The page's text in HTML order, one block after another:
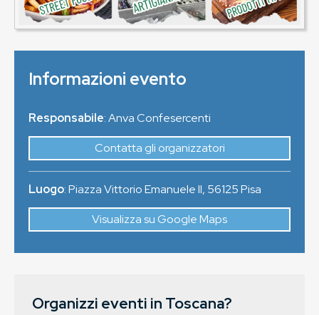
Informazioni evento
Responsabile: Anva Confesercenti
Contatta gli organizzatori
Luogo:Piazza Vittorio Emanuele II, 56125Pisa
Visualizza su Google Maps
Organizzi eventi in Toscana?